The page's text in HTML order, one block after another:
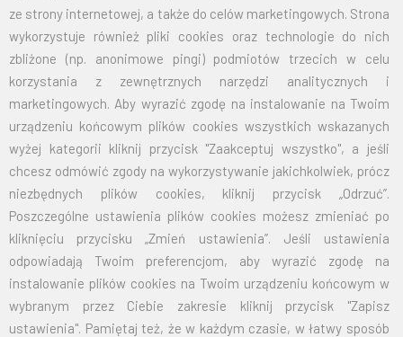
ze strony internetowej, a także do celów marketingowych. Strona
wykorzystuje również pliki cookies oraz technologie do nich
zbliżone (np. anonimowe pingi) podmiotów trzecich w celu
korzystania z zewnętrznych narzędzi analitycznych i
marketingowych. Aby wyrazić zgodę na instalowanie na Twoim
urządzeniu końcowym plików cookies wszystkich wskazanych
wyżej kategorii kliknij przycisk "Zaakceptuj wszystko", a jeśli
chcesz odmówić zgody na wykorzystywanie jakichkolwiek, prócz
niezbędnych plików cookies, kliknij przycisk „Odrzuć”.
Poszczególne ustawienia plików cookies możesz zmieniać po
kliknięciu przycisku „Zmień ustawienia”. Jeśli ustawienia
odpowiadają Twoim preferencjom, aby wyrazić zgodę na
instalowanie plików cookies na Twoim urządzeniu końcowym w
wybranym przez Ciebie zakresie kliknij przycisk "Zapisz
ustawienia". Pamiętaj też, że w każdym czasie, w łatwy sposób
ROZMIAR CENA NETTO CENA BRUTTO
70X110 32,50 39,98
100X160 67,50 83,03
151,50
EMAIL: marketing@bielflag.pl
biuro@bielflag.pl
TELEFON:600 42 11 90,33/816 21 78